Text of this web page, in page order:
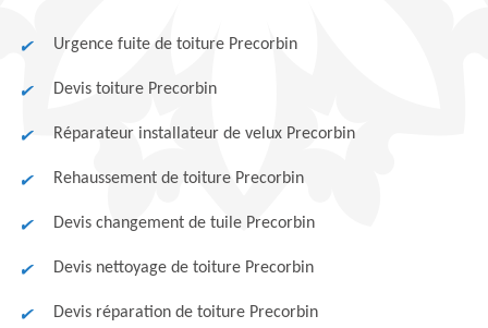
Urgence fuite de toiture Precorbin
Devis toiture Precorbin
Réparateur installateur de velux Precorbin
Rehaussement de toiture Precorbin
Devis changement de tuile Precorbin
Devis nettoyage de toiture Precorbin
Devis réparation de toiture Precorbin